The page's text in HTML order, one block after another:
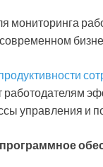
мониторинга
управления и